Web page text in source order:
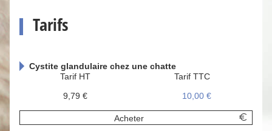
Tarifs
Cystite glandulaire chez une chatte
Tarif HT
9,79 €
Tarif TTC
10,00 €
Acheter